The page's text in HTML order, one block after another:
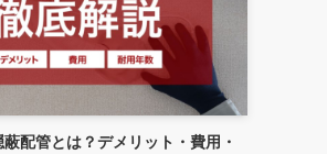
配管とは？デメリット・費用・